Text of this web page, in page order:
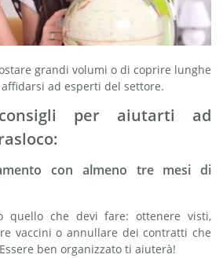
grandi volumi o di coprire lunghe
ad esperti del settore.
per aiutarti ad
con almeno tre mesi di
quello che devi fare: ottenere visti,
vaccini o annullare dei contratti che
ben organizzato ti aiuterà!